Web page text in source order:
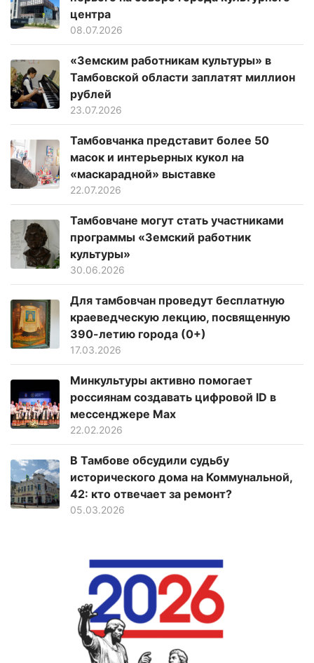
центра
08.07.2026
«Земским работникам культуры» в
Тамбовской области заплатят миллион
рублей
23.07.2026
Тамбовчанка представит более 50
масок и интерьерных кукол на
«маскарадной» выставке
22.07.2026
Тамбовчане могут стать участниками
программы «Земский работник
культуры»
30.06.2026
Для тамбовчан проведут бесплатную
краеведческую лекцию, посвященную
390-летию города (0+)
17.03.2026
Минкультуры активно помогает
россиянам создавать цифровой ID в
мессенджере Мах
22.02.2026
В Тамбове обсудили судьбу
исторического дома на Коммунальной,
42: кто отвечает за ремонт?
05.03.2026